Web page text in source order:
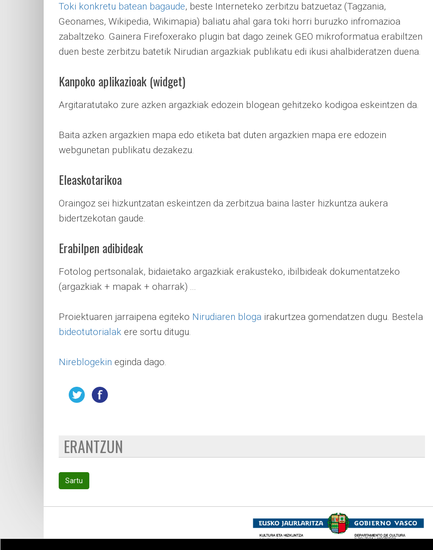
Toki konkretu batean bagaude, beste Interneteko zerbitzu batzuetaz (Tagzania,
Geonames, Wikipedia, Wikimapia) baliatu ahal gara toki horri buruzko infromazioa
zabaltzeko. Gainera Firefoxerako plugin bat dago zeinek GEO mikroformatua erabiltzen
duen beste zerbitzu batetik Nirudian argazkiak publikatu edi ikusi ahalbideratzen duena.
Kanpoko aplikazioak (widget)
Argitaratutako zure azken argazkiak edozein blogean gehitzeko kodigoa eskeintzen da.
Baita azken argazkien mapa edo etiketa bat duten argazkien mapa ere edozein
webgunetan publikatu dezakezu.
Eleaskotarikoa
Oraingoz sei hizkuntzatan eskeintzen da zerbitzua baina laster hizkuntza aukera
bidertzekotan gaude.
Erabilpen adibideak
Fotolog pertsonalak, bidaietako argazkiak erakusteko, ibilbideak dokumentatzeko
(argazkiak + mapak + oharrak) ...
Proiektuaren jarraipena egiteko Nirudiaren bloga irakurtzea gomendatzen dugu. Bestela
bideotutorialak ere sortu ditugu.
Nireblogekin eginda dago.
ERANTZUN
Sartu